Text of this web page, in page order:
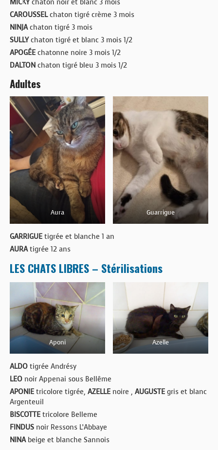
MICKY chaton noir et blanc 3 mois
CAROUSSELchaton tigré crème 3 mois
NINJAchaton tigré 3 mois
SULLYchaton tigré et blanc 3 mois 1/2
APOGÉE chatonne noire 3 mois 1/2
DALTON chaton tigré bleu 3 mois 1/2
Adultes
Aura Guarrigue
GARRIGUE tigrée et blanche 1 an
AURAtigrée 12 ans
LES CHATS LIBRES – Stérilisations
Aponi Azelle
ALDO tigrée Andrésy
LEO noir Appenai sous Bellême
APONIE tricolore tigrée, AZELLE noire , AUGUSTE gris et blanc
Argenteuil
BISCOTTE tricolore Belleme
FINDUS noir Ressons L’Abbaye
NINA beige et blanche Sannois